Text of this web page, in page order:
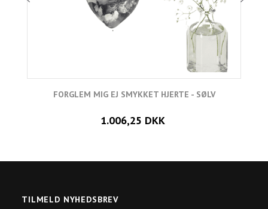
FORGLEM MIG EJ SMYKKET HJERTE - SØLV
1.006,25 DKK
TILMELD NYHEDSBREV